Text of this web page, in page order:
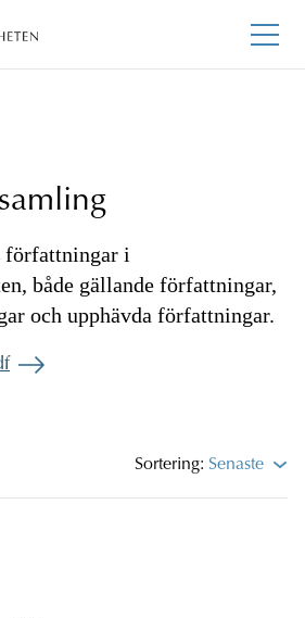
författningar i
både gällande författningar,
och upphävda författningar.
Sortering: Senaste